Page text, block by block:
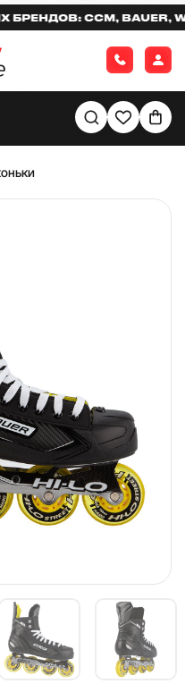
CCM, BAUER,